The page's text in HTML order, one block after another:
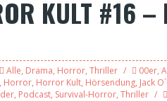
KULT #16 –
Alle, Drama, Horror, Thriller 00er,
, Horror, Horror Kult, Hörsendung, Jack
, Podcast, Survival-Horror, Thriller